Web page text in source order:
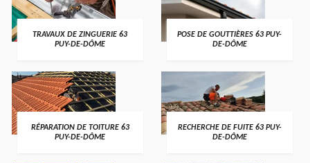
TRAVAUX DE ZINGUERIE 63
PUY-DE-DÔME
POSE DE GOUTTIÈRES 63 PUY-
DE-DÔME
RÉPARATION DE TOITURE 63
PUY-DE-DÔME
RECHERCHE DE FUITE 63 PUY-
DE-DÔME